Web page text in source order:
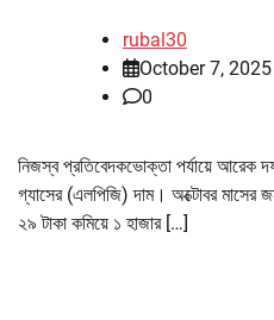
rubal30
October 7, 2025
0
নিজস্ব প্রতিবেদকভোক্তা পর্যায়ে আরেক
গ্যাসের (এলপিজি) দাম। অক্টোবর মাসের
২৯ টাকা কমিয়ে ১ হাজার […]